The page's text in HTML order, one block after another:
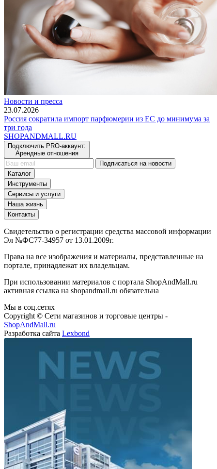
Новости и пресса
23.07.2026
Россия сократила импорт парфюмерии из ЕС до минимума за
три года
SHOPANDMALL.RU
Подключить PRO-аккаунт:
Арендные отношения
Подписаться на новости
Каталог
Инструменты
Сервисы и услуги
Наша жизнь
Контакты
Свидетельство о регистрации средства массовой информации
Эл №ФС77-34957 от 13.01.2009г.
Права на все изображения и материалы, представленные на
портале, принадлежат их владельцам.
При использовании материалов с портала ShopAndMall.ru
активная ссылка на shopandmall.ru обязательна
Мы в соц.сетях
Copyright © Сети магазинов и торговые центры -
ShopAndMall.ru
Разработка сайта Lexbond